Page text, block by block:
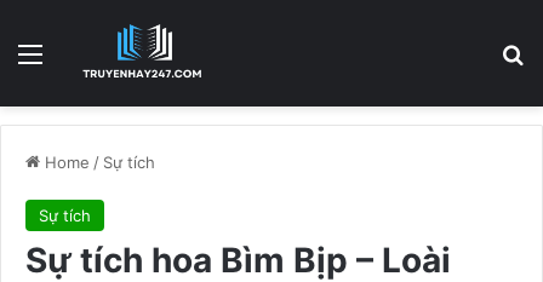
Home / Sự tích
Sự tích
Sự tích hoa Bìm Bịp – Loài